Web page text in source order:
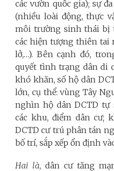
các vườn quốc gia); sự
(nhiều loài động, thực
môi trường sinh thái bị
các hiện tượng thiên tai
lở,…). Bên cạnh đó,
quyết tình trạng dân di
khó khăn, số hộ dân
lớn, cụ thể: vùng Tây
nghìn hộ dân DCTD tự
các khu, điểm dân cư;
DCTD cư trú phân tán
bố trí, sắp xếp ổn định
Hai là, dân cư tăng